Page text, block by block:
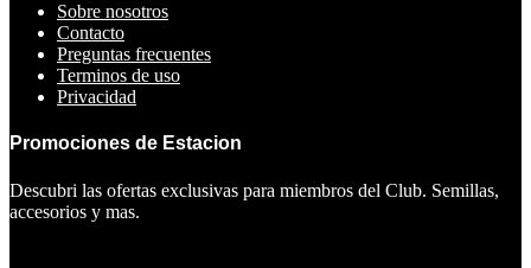
Sobre nosotros
Contacto
Preguntas frecuentes
Terminos de uso
Privacidad
Promociones de Estacion
Descubri las ofertas exclusivas para miembros del Club. Semillas,
accesorios y mas.